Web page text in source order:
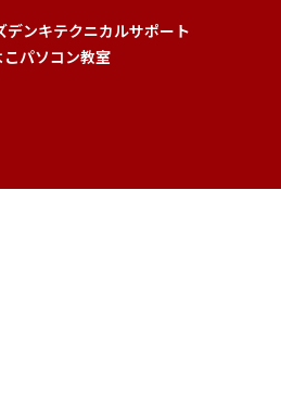
デンキテクニカルサポート
こパソコン教室